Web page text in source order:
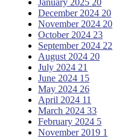
December 2024 20
November 2024 20
October 2024 23
September 2024 22
August 2024 20
July 2024 21
June 2024 15
May 2024 26
April 2024 11
March 2024 33
February 2024 5
November 2019 1